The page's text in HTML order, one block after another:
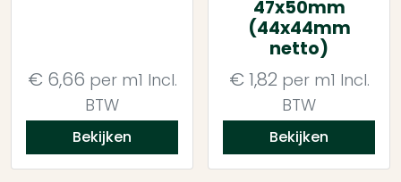
€ 6,66 per m1 Incl.
BTW
Bekijken
47x50mm
(44x44mm
netto)
€ 1,82 per m1 Incl.
BTW
Bekijken